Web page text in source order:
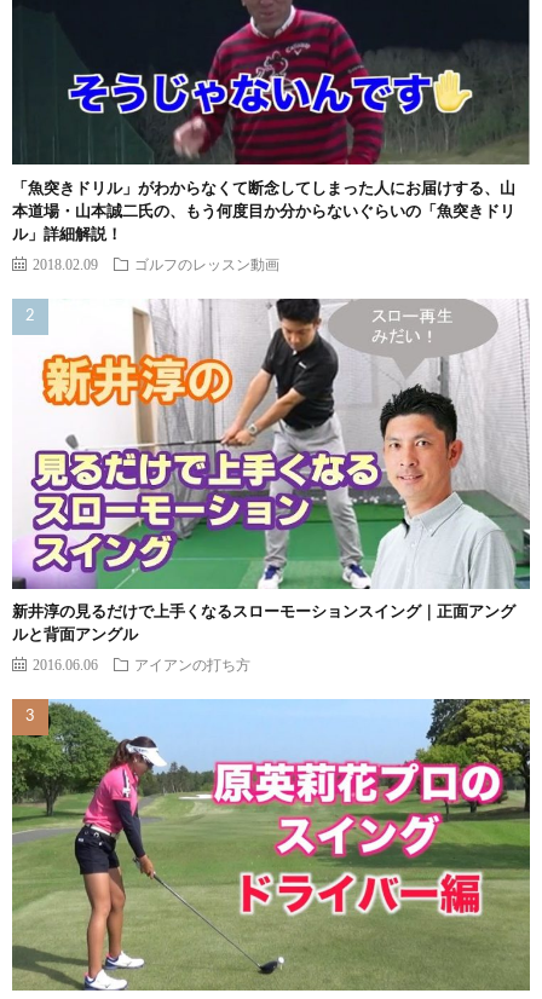
「魚突きドリル」がわからなくて断念してしまった人にお届けする、山
本道場・山本誠二氏の、もう何度目か分からないぐらいの「魚突きドリ
ル」詳細解説！
2018.02.09 ゴルフのレッスン動画
新井淳の見るだけで上手くなるスローモーションスイング｜正面アング
ルと背面アングル
2016.06.06 アイアンの打ち方